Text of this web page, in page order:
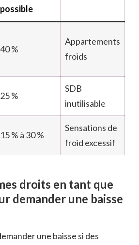
possible
40 %
Appartements
froids
25 %
SDB
inutilisable
15 % à 30 %
Sensations de
froid excessif
droits en tant que
demander une baisse
une baisse si des